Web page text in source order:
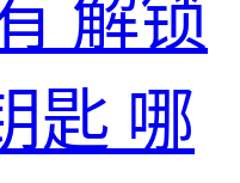
解锁
匙 哪